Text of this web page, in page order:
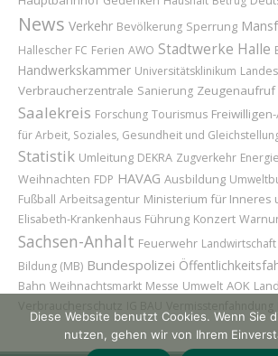
News Verkehr Bevölkerung Sperrung
Hallescher FC Ferien AWO Stadtwerke Halle
Handwerkskammer Universitätsklinikum
Verbraucherzentrale Sanierung Zeugenaufruf
Saalekreis Forschung Tourismus
für Arbeit, Soziales, Gesundheit und
Statistik Umleitung DEKRA Zugverkehr Energie
Weihnachten FDP HAVAG Ausbildung
Fußball Arbeitsagentur Ministerium für Inneres
Elisabeth-Krankenhaus Führung Konzert
Sachsen-Anhalt Feuerwehr Landwirtschaft
Bildung (MB) Bundespolizei
Bahn Weihnachtsmarkt Messe Umwelt AOK
Diese Website benutzt Cookies. Wenn Sie
nutzen, gehen wir von Ihrem